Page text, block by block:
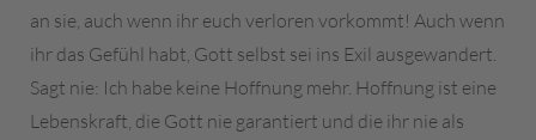
an sie, auch wenn ihr euch verloren vorkommt! Auch wenn
ihr das Gefühl habt, Gott selbst sei ins Exil ausgewandert.
Sagt nie: Ich habe keine Hoffnung mehr. Hoffnung ist eine
Lebenskraft, die Gott nie garantiert und die ihr nie als